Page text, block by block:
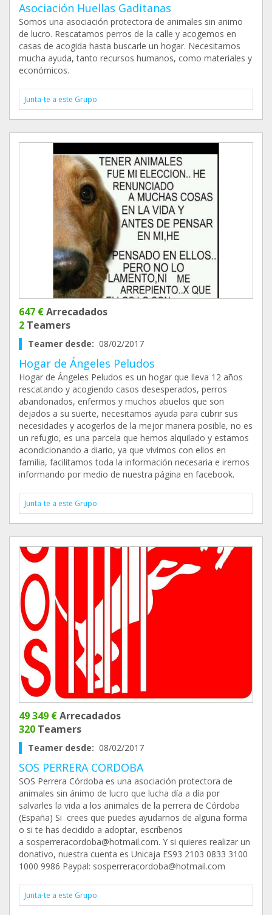
Asociación Huellas Gaditanas
Somos una asociación protectora de animales sin animo
de lucro. Rescatamos perros de la calle y acogemos en
casas de acogida hasta buscarle un hogar. Necesitamos
mucha ayuda, tanto recursos humanos, como materiales y
económicos.
Junta-te a este Grupo
647 €Arrecadados
2 Teamers
Teamer desde: 08/02/2017
Hogar de Ángeles Peludos
Hogar de Ángeles Peludos es un hogar que lleva 12 años
rescatando y acogiendo casos desesperados, perros
abandonados, enfermos y muchos abuelos que son
dejados a su suerte, necesitamos ayuda para cubrir sus
necesidades y acogerlos de la mejor manera posible, no es
un refugio, es una parcela que hemos alquilado y estamos
acondicionando a diario, ya que vivimos con ellos en
familia, facilitamos toda la información necesaria e iremos
informando por medio de nuestra página en facebook.
Junta-te a este Grupo
49 349 €Arrecadados
320 Teamers
Teamer desde: 08/02/2017
SOS PERRERA CORDOBA
SOS Perrera Córdoba es una asociación protectora de
animales sin ánimo de lucro que lucha día a día por
salvarles la vida a los animales de la perrera de Córdoba
(España) Si crees que puedes ayudarnos de alguna forma
o si te has decidido a adoptar, escríbenos
a sosperreracordoba@hotmail.com. Y si quieres realizar un
donativo, nuestra cuenta es Unicaja ES93 2103 0833 3100
1000 9986 Paypal: sosperreracordoba@hotmail.com
Junta-te a este Grupo